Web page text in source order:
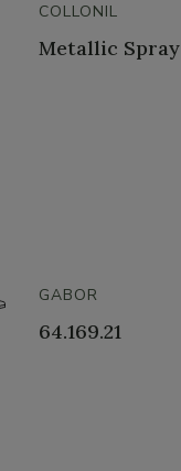
COLLONIL
Metallic Spray
GABOR
64.169.21